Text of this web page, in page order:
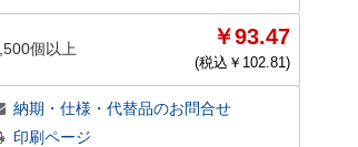
個以上 ￥93.47
(税込￥ 102.81)
納期・仕様・代替品のお問合せ
印刷ページ